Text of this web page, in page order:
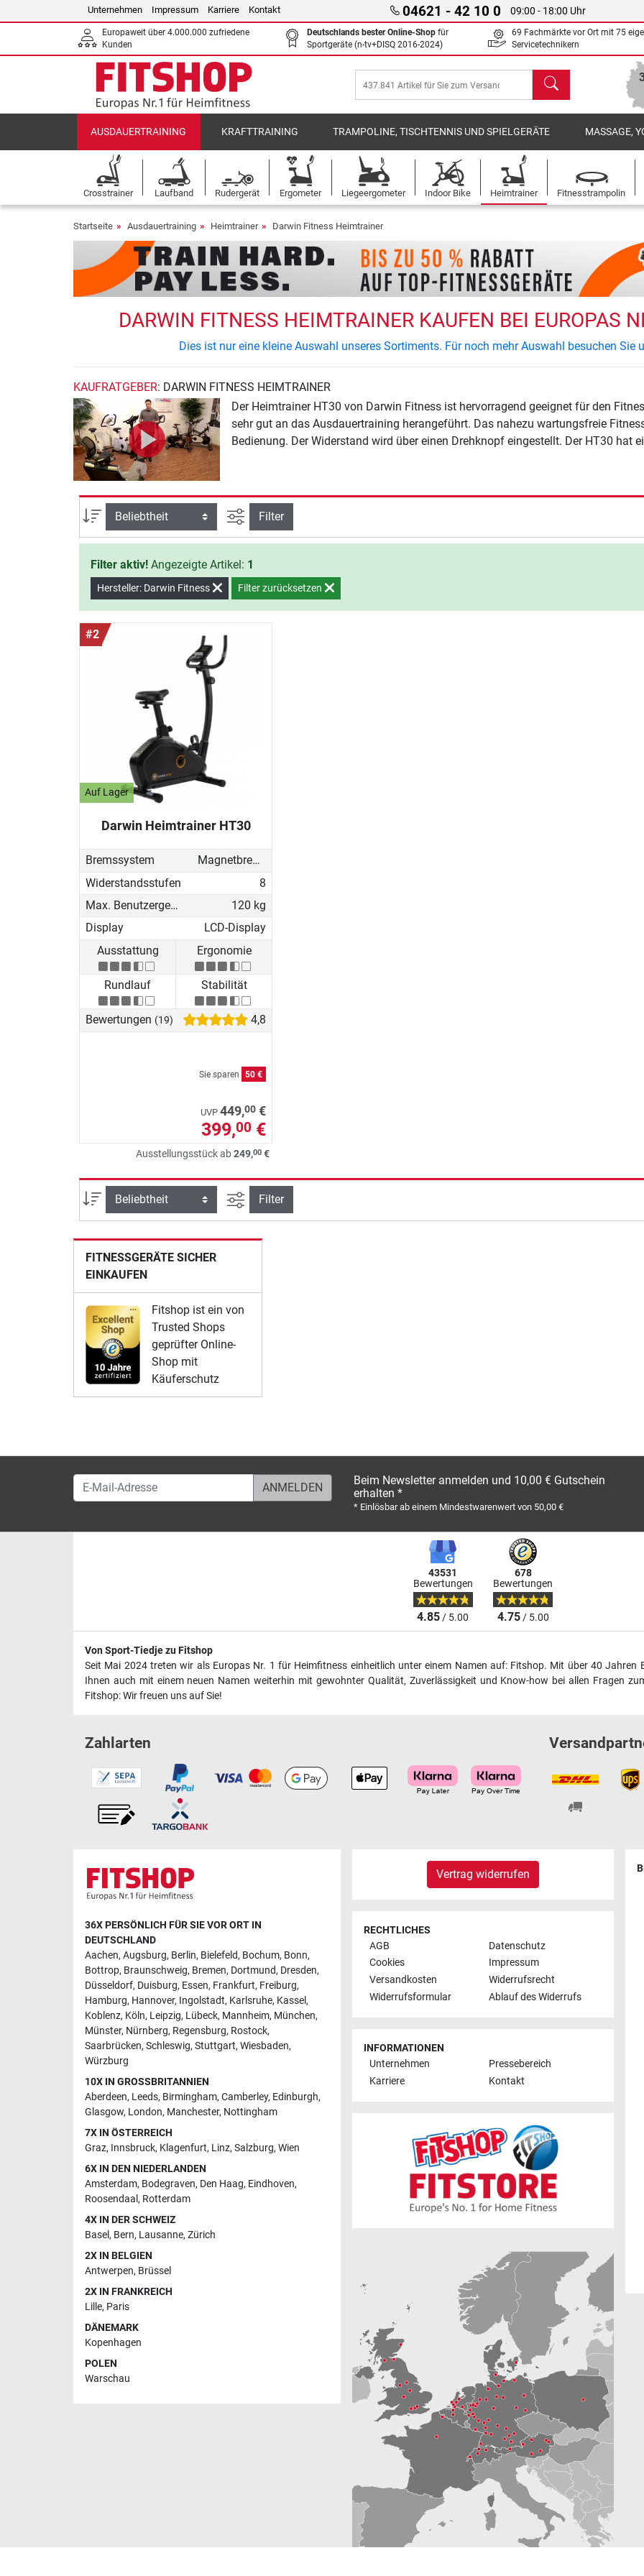
Unternehmen Impressum Karriere Kontakt 04621 - 42 10 0 09:00 - 18:00 Uhr
Europaweit über 4.000.000 zufriedene
Kunden
Deutschlands bester Online-Shop für
Sportgeräte (n-tv+DISQ 2016-2024)
69 Fachmärkte vor Ort mit 75
Servicetechnikern
Suchen
AUSDAUERTRAINING KRAFTTRAINING TRAMPOLINE, TISCHTENNIS UND SPIELGERÄTE MASSAGE,
Crosstrainer Laufband Rudergerät Ergometer Liegeergometer Indoor Bike Heimtrainer Fitnesstrampolin
Startseite Ausdauertraining Heimtrainer Darwin Fitness Heimtrainer
DARWIN FITNESS HEIMTRAINER KAUFEN BEI EUROPAS
Dies ist nur eine kleine Auswahl unseres Sortiments. Für noch mehr Auswahl besuchen Sie
KAUFRATGEBER: DARWIN FITNESS HEIMTRAINER
Der Heimtrainer HT30 von Darwin Fitness ist hervorragend geeignet für den
sehr gut an das Ausdauertraining herangeführt. Das nahezu wartungsfreie
Bedienung. Der Widerstand wird über einen Drehknopf eingestellt. Der HT30 hat
Sortierung Ansicht filtern
Filter
Filter aktiv! Angezeigte Artikel: 1
Hersteller: Darwin Fitness Filter zurücksetzen
#2
Auf Lager
Darwin Heimtrainer HT30
Bremssystem
Magnetbremse (manuell)
Widerstandsstufen
8
Max. Benutzergewicht
120 kg
Display
LCD-Display
Ausstattung
Ergonomie
Rundlauf Stabilität
Bewertungen (19) 4,8
Sie sparen 50 €
UVP 449,00 €
399,00 €
Ausstellungsstück ab249,00 €
Sortierung Ansicht filtern
Filter
FITNESSGERÄTE SICHER
EINKAUFEN
Fitshop ist ein von
Trusted Shops
geprüfter Online-
Shop mit
Käuferschutz
E-Mail-Adresse
Beim Newsletter anmelden und 10,00 € Gutschein
erhalten *
* Einlösbar ab einem Mindestwarenwert von 50,00 €
43531
Bewertungen
4.85/ 5.00
678
Bewertungen
4.75/ 5.00
Von Sport-Tiedje zu Fitshop
Seit Mai 2024 treten wir als Europas Nr. 1 für Heimfitness einheitlich unter einem Namen auf: Fitshop. Mit über 40
Ihnen auch mit einem neuen Namen weiterhin mit gewohnter Qualität, Zuverlässigkeit und Know-how bei allen Fragen
Fitshop: Wir freuen uns auf Sie!
Zahlarten
36X PERSÖNLICH FÜR SIE VOR ORT IN
DEUTSCHLAND
Aachen, Augsburg, Berlin, Bielefeld, Bochum, Bonn,
Bottrop, Braunschweig, Bremen, Dortmund, Dresden,
Düsseldorf, Duisburg, Essen, Frankfurt, Freiburg,
Hamburg, Hannover, Ingolstadt, Karlsruhe, Kassel,
Koblenz, Köln, Leipzig, Lübeck, Mannheim, München,
Münster, Nürnberg, Regensburg, Rostock,
Saarbrücken, Schleswig, Stuttgart, Wiesbaden,
Würzburg
10X IN GROSSBRITANNIEN
Aberdeen, Leeds, Birmingham, Camberley, Edinburgh,
Glasgow, London, Manchester, Nottingham
7X IN ÖSTERREICH
Graz, Innsbruck, Klagenfurt, Linz, Salzburg, Wien
6X IN DEN NIEDERLANDEN
Amsterdam, Bodegraven, Den Haag, Eindhoven,
Roosendaal , Rotterdam
4X IN DER SCHWEIZ
Basel, Bern, Lausanne, Zürich
2X IN BELGIEN
Antwerpen, Brüssel
2X IN FRANKREICH
Lille, Paris
DÄNEMARK
Kopenhagen
POLEN
Warschau
Vertrag widerrufen
RECHTLICHES
AGB
Datenschutz
Cookies
Impressum
Versandkosten
Widerrufsrecht
Widerrufsformular
Ablauf des Widerrufs
INFORMATIONEN
Unternehmen
Pressebereich
Karriere
Kontakt